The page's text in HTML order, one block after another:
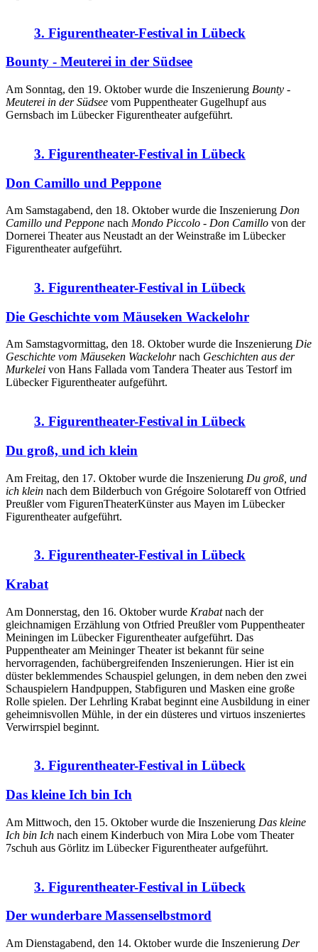
3. Figurentheater-Festival in Lübeck
Bounty - Meuterei in der Südsee
Am Sonntag, den 19. Oktober wurde die Inszenierung Bounty -
Meuterei in der Südsee vom Puppentheater Gugelhupf aus
Gernsbach im Lübecker Figurentheater aufgeführt.
3. Figurentheater-Festival in Lübeck
Don Camillo und Peppone
Am Samstagabend, den 18. Oktober wurde die Inszenierung Don
Camillo und Peppone nach Mondo Piccolo - Don Camillo von der
Dornerei Theater aus Neustadt an der Weinstraße im Lübecker
Figurentheater aufgeführt.
3. Figurentheater-Festival in Lübeck
Die Geschichte vom Mäuseken Wackelohr
Am Samstagvormittag, den 18. Oktober wurde die Inszenierung Die
Geschichte vom Mäuseken Wackelohrnach Geschichten aus der
Murkelei von Hans Fallada vom Tandera Theater aus Testorf im
Lübecker Figurentheater aufgeführt.
3. Figurentheater-Festival in Lübeck
Du groß, und ich klein
Am Freitag, den 17. Oktober wurde die Inszenierung Du groß, und
ich klein nach dem Bilderbuch von Grégoire Solotareff von Otfried
Preußler vom FigurenTheaterKünster aus Mayen im Lübecker
Figurentheater aufgeführt.
3. Figurentheater-Festival in Lübeck
Krabat
Am Donnerstag, den 16. Oktober wurde Krabatnach der
gleichnamigen Erzählung von Otfried Preußler vom Puppentheater
Meiningen im Lübecker Figurentheater aufgeführt. Das
Puppentheater am Meininger Theater ist bekannt für seine
hervorragenden, fachübergreifenden Inszenierungen. Hier ist ein
düster beklemmendes Schauspiel gelungen, in dem neben den zwei
Schauspielern Handpuppen, Stabfiguren und Masken eine große
Rolle spielen. Der Lehrling Krabat beginnt eine Ausbildung in einer
geheimnisvollen Mühle, in der ein düsteres und virtuos inszeniertes
Verwirrspiel beginnt.
3. Figurentheater-Festival in Lübeck
Das kleine Ich bin Ich
Am Mittwoch, den 15. Oktober wurde die Inszenierung Das kleine
Ich bin Ich nach einem Kinderbuch von Mira Lobe vom Theater
7schuh aus Görlitz im Lübecker Figurentheater aufgeführt.
3. Figurentheater-Festival in Lübeck
Der wunderbare Massenselbstmord
Am Dienstagabend, den 14. Oktober wurde die Inszenierung Der